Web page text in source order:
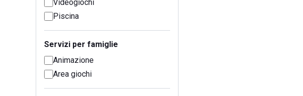
Videogiochi
Piscina
Servizi per famiglie
Animazione
Area giochi